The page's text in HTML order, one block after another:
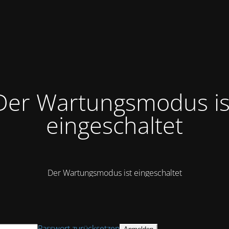
Wartungsmodus
eingeschaltet
Der Wartungsmodus ist eingeschaltet